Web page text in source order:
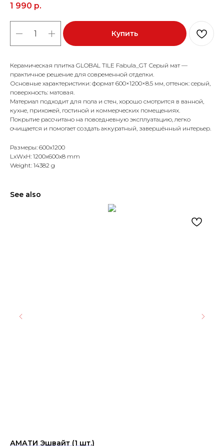
1 990 р.
Купить
Керамическая плитка GLOBAL TILE Fabula_GT Серый мат —
практичное решение для современной отделки.
Основные характеристики: формат 600×1200×8.5 мм, оттенок: серый,
поверхность: матовая.
Материал подходит для пола и стен, хорошо смотрится в ванной,
кухне, прихожей, гостиной и коммерческих помещениях.
Покрытие рассчитано на повседневную эксплуатацию, легко
очищается и помогает создать аккуратный, завершённый интерьер.
Размеры: 600x1200
LxWxH: 1200x600x8 mm
Weight: 14382 g
See also
АМАТИ Эшвайт (1 шт.)